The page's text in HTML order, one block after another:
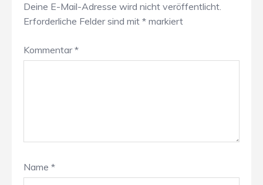
Deine E-Mail-Adresse wird nicht veröffentlicht.
Erforderliche Felder sind mit * markiert
Kommentar*
Name *